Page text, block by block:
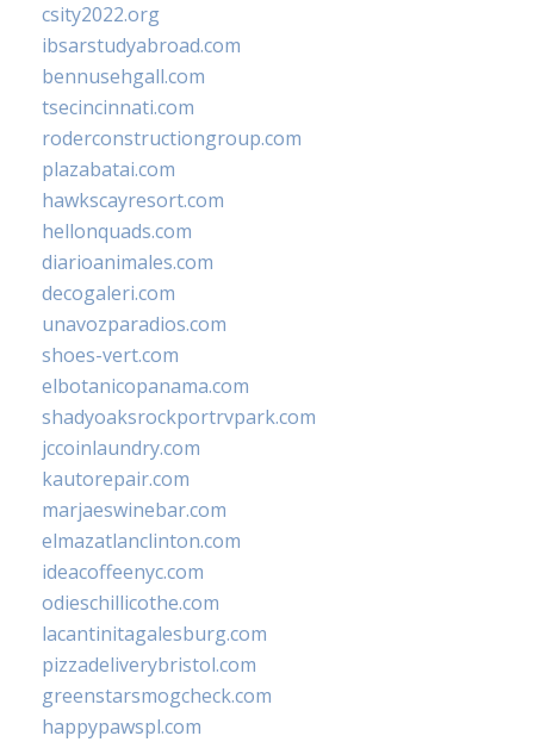
csity2022.org
ibsarstudyabroad.com
bennusehgall.com
tsecincinnati.com
roderconstructiongroup.com
plazabatai.com
hawkscayresort.com
hellonquads.com
diarioanimales.com
decogaleri.com
unavozparadios.com
shoes-vert.com
elbotanicopanama.com
shadyoaksrockportrvpark.com
jccoinlaundry.com
kautorepair.com
marjaeswinebar.com
elmazatlanclinton.com
ideacoffeenyc.com
odieschillicothe.com
lacantinitagalesburg.com
pizzadeliverybristol.com
greenstarsmogcheck.com
happypawspl.com